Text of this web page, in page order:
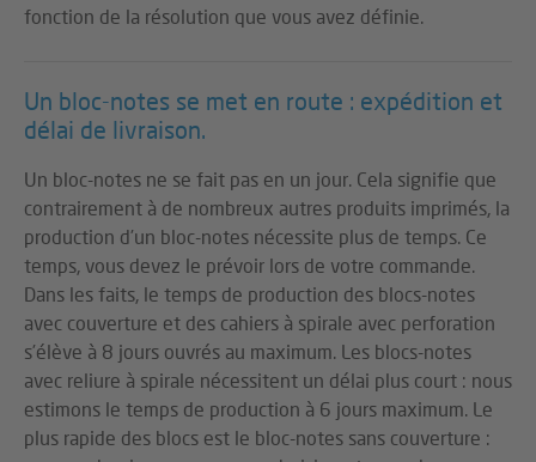
fonction de la résolution que vous avez définie.
Un bloc-notes se met en route : expédition et
délai de livraison.
Un bloc-notes ne se fait pas en un jour. Cela signifie que
contrairement à de nombreux autres produits imprimés, la
production d’un bloc-notes nécessite plus de temps. Ce
temps, vous devez le prévoir lors de votre commande.
Dans les faits, le temps de production des blocs-notes
avec couverture et des cahiers à spirale avec perforation
s’élève à 8 jours ouvrés au maximum. Les blocs-notes
avec reliure à spirale nécessitent un délai plus court : nous
estimons le temps de production à 6 jours maximum. Le
plus rapide des blocs est le bloc-notes sans couverture :